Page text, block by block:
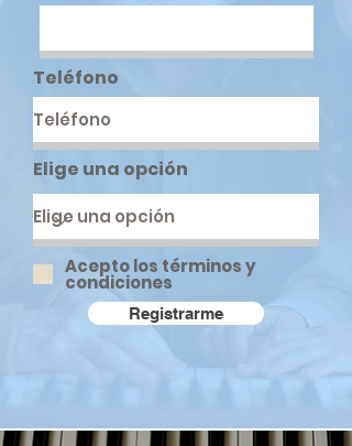
Teléfono
Elige una opción
Acepto los términos y
condiciones
Registrarme